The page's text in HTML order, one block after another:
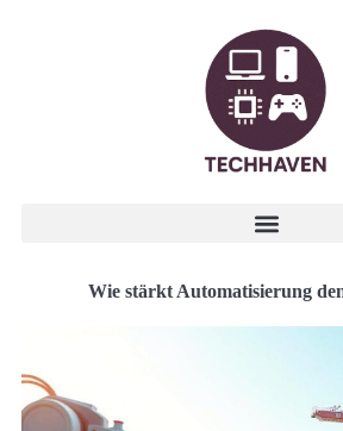
Wie stärkt Automatisierung